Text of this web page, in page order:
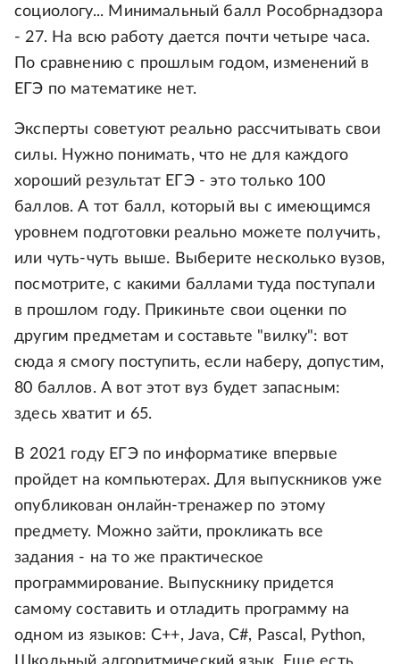
социологу... Минимальный балл Рособрнадзора
- 27. На всю работу дается почти четыре часа.
По сравнению с прошлым годом, изменений в
ЕГЭ по математике нет.
Эксперты советуют реально рассчитывать свои
силы. Нужно понимать, что не для каждого
хороший результат ЕГЭ - это только 100
баллов. А тот балл, который вы с имеющимся
уровнем подготовки реально можете получить,
или чуть-чуть выше. Выберите несколько вузов,
посмотрите, с какими баллами туда поступали
в прошлом году. Прикиньте свои оценки по
другим предметам и составьте "вилку": вот
сюда я смогу поступить, если наберу, допустим,
80 баллов. А вот этот вуз будет запасным:
здесь хватит и 65.
В 2021 году ЕГЭ по информатике впервые
пройдет на компьютерах. Для выпускников уже
опубликован онлайн-тренажер по этому
предмету. Можно зайти, прокликать все
задания - на то же практическое
программирование. Выпускнику придется
самому составить и отладить программу на
одном из языков: С++, Java, C#, Pascal, Python,